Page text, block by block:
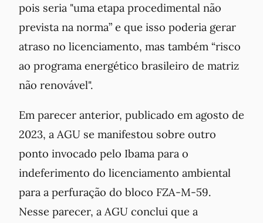
pois seria "uma etapa procedimental não
prevista na norma” e que isso poderia gerar
atraso no licenciamento, mas também “risco
ao programa energético brasileiro de matriz
não renovável".
Em parecer anterior, publicado em agosto de
2023, a AGU se manifestou sobre outro
ponto invocado pelo Ibama para o
indeferimento do licenciamento ambiental
para a perfuração do bloco FZA-M-59.
Nesse parecer, a AGU conclui que a